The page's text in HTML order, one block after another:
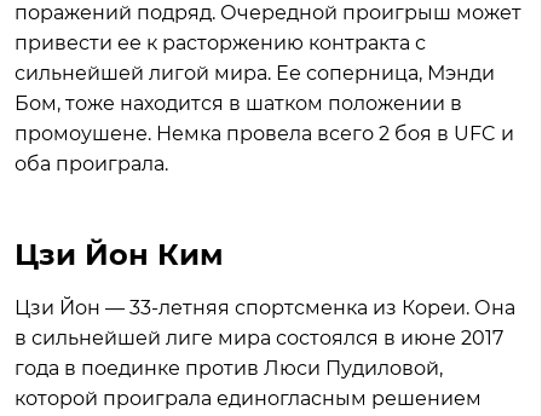
поражений подряд. Очередной проигрыш может
привести ее к расторжению контракта с
сильнейшей лигой мира. Ее соперница, Мэнди
Бом, тоже находится в шатком положении в
промоушене. Немка провела всего 2 боя в UFC и
оба проиграла.
Цзи Йон Ким
Цзи Йон — 33-летняя спортсменка из Кореи. Она
в сильнейшей лиге мира состоялся в июне 2017
года в поединке против Люси Пудиловой,
которой проиграла единогласным решением